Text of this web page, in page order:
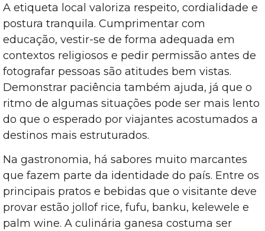
A etiqueta local valoriza respeito, cordialidade e
postura tranquila. Cumprimentar com
educação, vestir-se de forma adequada em
contextos religiosos e pedir permissão antes de
fotografar pessoas são atitudes bem vistas.
Demonstrar paciência também ajuda, já que o
ritmo de algumas situações pode ser mais lento
do que o esperado por viajantes acostumados a
destinos mais estruturados.
Na gastronomia, há sabores muito marcantes
que fazem parte da identidade do país. Entre os
principais pratos e bebidas que o visitante deve
provar estão jollof rice, fufu, banku, kelewele e
palm wine. A culinária ganesa costuma ser